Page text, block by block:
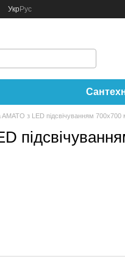
УкрРус
AMATO з LED підсвічуванням 700х700